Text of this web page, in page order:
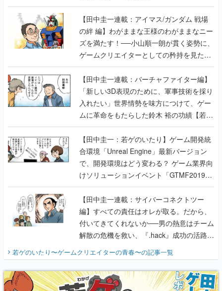
【田中圭一連載：アイマス/ガンダム 戦場
の絆 編】わがままな王様のわがままなニー
ズを満たす！──小山順一朗が貫く姿勢に、
ゲームクリエイターとしての矜持を見た
【若ゲのいたり最終回】
【田中圭一連載：バーチャファイター編】
「新しい3D表現のために、軍事技術を採り
入れたい」世界情勢を味方につけて、ゲー
ムに革命をもたらした鈴木 裕の功績【若ゲ
のいたり】
【田中圭一：若ゲのいたり】ゲーム開発統
合環境「Unreal Engine」最新バージョン
で、開発環境はどう変わる？ ゲーム業界向
けソリューションイベント「GTMF2019」
に行って、より理解を深めよう【PR】
【田中圭一連載：サイバーコネクトツー
編】すべての責任はオレが取る。だから、
付いてきてくれないか──男の熱意はチーム
解散の危機を救い、『.hack』成功の活路を
『少年ジャンプ』色だった【若ゲのいた
り】
若ゲのいたり〜ゲームクリエイターの青春〜の記事一覧